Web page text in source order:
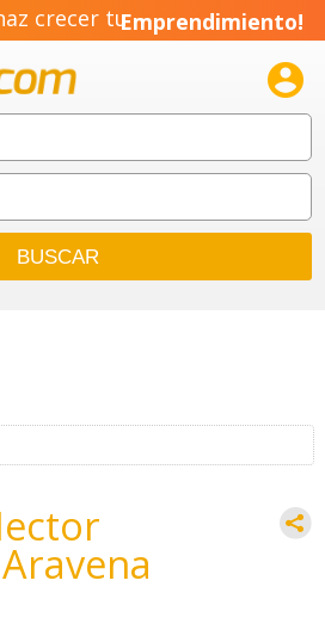
crecer tuEmprendimiento!
